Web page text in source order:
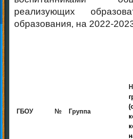
реализующих
образования, на 2022-
ГБОУ № Группа